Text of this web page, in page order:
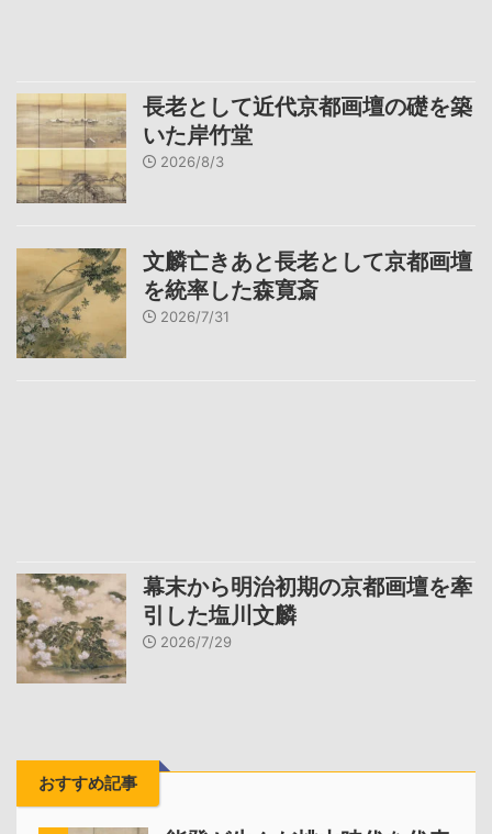
長老として近代京都画壇の礎を築
いた岸竹堂
2026/8/3
文麟亡きあと長老として京都画壇
を統率した森寛斎
2026/7/31
幕末から明治初期の京都画壇を牽
引した塩川文麟
2026/7/29
おすすめ記事